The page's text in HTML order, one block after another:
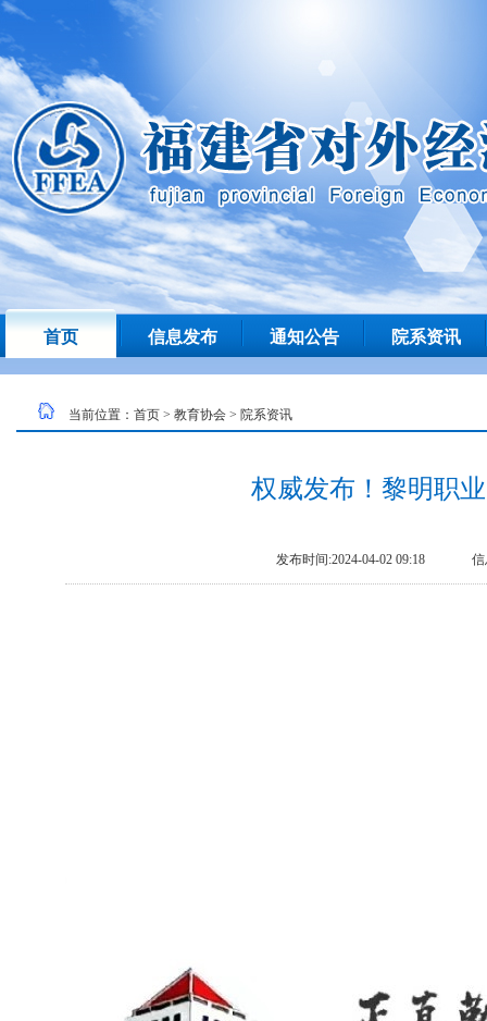
首页 信息发布 通知公告 院系资讯
当前位置： 首页 > 教育协会 > 院系资讯
权威发布！黎明职
发布时间:2024-04-02 09:18